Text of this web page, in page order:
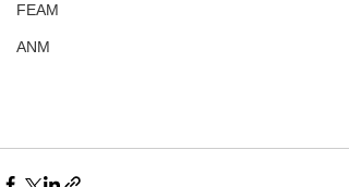
FEAM
ANM